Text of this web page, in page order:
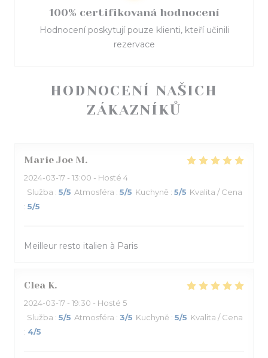
HODNOCENÍ NAŠICH
ZÁKAZNÍKŮ
Marie Joe M
2024-03-17 - 13:00 - Hosté 4
Služba : 5/5 Atmosféra : 5/5 Kuchyně : 5/5 Kvalita / Cena
: 5/5
Meilleur resto italien à Paris
Clea K
2024-03-17 - 19:30 - Hosté 5
Služba : 5/5 Atmosféra : 3/5 Kuchyně : 5/5 Kvalita / Cena
: 4/5
100% certifikovaná hodnocení
Hodnocení poskytují pouze klienti, kteří učinili
rezervace